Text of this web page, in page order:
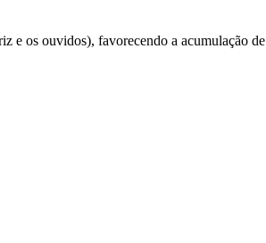
e os ouvidos), favorecendo a acumulação de